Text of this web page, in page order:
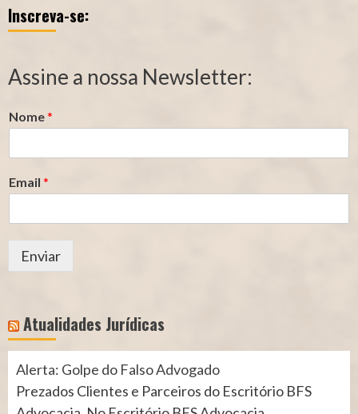
SeguradoContribuição
Inscreva-se:
Assine a nossa Newsletter:
Nome*
Email *
Enviar
Atualidades Jurídicas
Alerta: Golpe do Falso Advogado
Prezados Clientes e Parceiros do Escritório BFS